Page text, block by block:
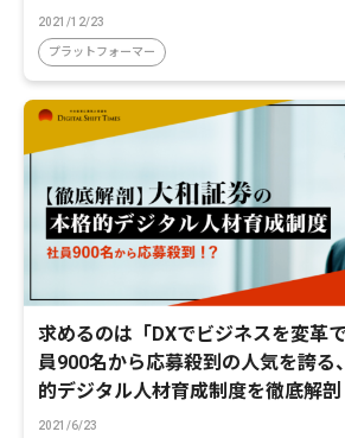
2021/12/23
プラットフォーマー
求めるのは「DXでビジネスを変革
員900名から応募殺到の人気を誇る
的デジタル人材育成制度を徹底解剖
2021/6/23